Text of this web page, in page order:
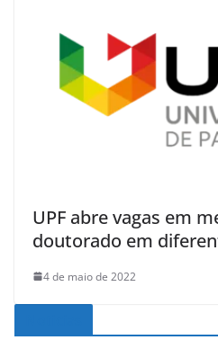
UPF abre vagas em
doutorado em
4 de maio de 2022